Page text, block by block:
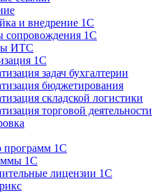
и внедрение 1С
сопровождения 1С
ИТС
1С
задач бухгалтерии
бюджетирования
складской логистики
торговой деятельности
программ 1С
1С
лицензии 1С